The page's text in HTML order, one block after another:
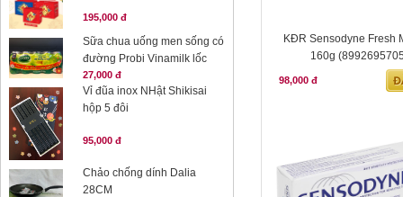
195,000 đ
Sữa chua uống men sống có
đường Probi Vinamilk lốc
27,000 đ
Vỉ đũa inox NHật Shikisai
hộp 5 đôi
95,000 đ
Chảo chống dính Dalia
28CM
KĐR Sensodyne Fresh
160g
98,000 đ